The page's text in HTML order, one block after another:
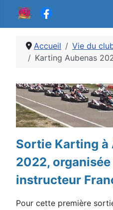
Accueil Vie du
Karting Aubenas
Détails
Sortie Karting à
2022,
instructeur
Pour cette première